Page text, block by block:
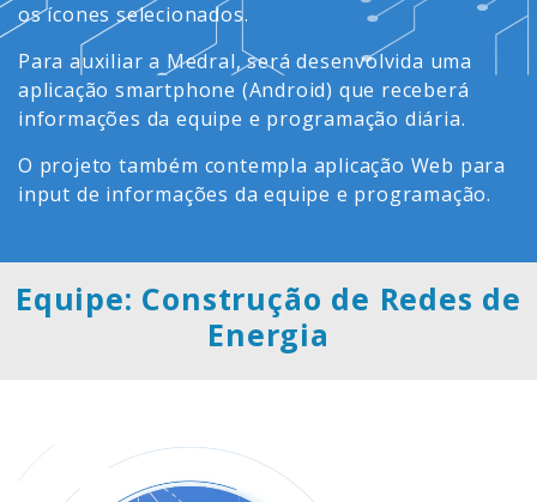
os ícones selecionados.
Para auxiliar a Medral, será desenvolvida uma
aplicação smartphone (Android) que receberá
informações da equipe e programação diária.
O projeto também contempla aplicação Web para
input de informações da equipe e programação.
Equipe: Construção de Redes de
Energia